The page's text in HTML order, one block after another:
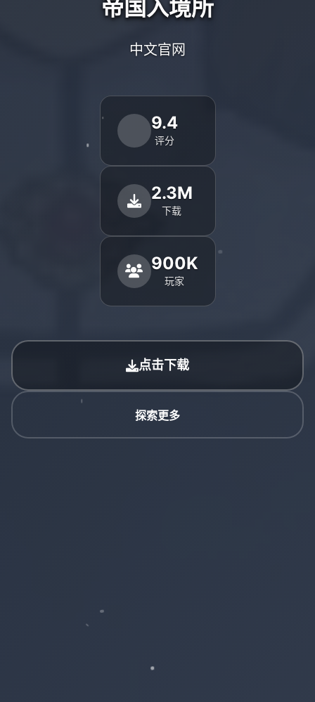
帝国入境所
中文官网
9.4
评分
2.3M
下载
900K
玩家
点击下载
探索更多